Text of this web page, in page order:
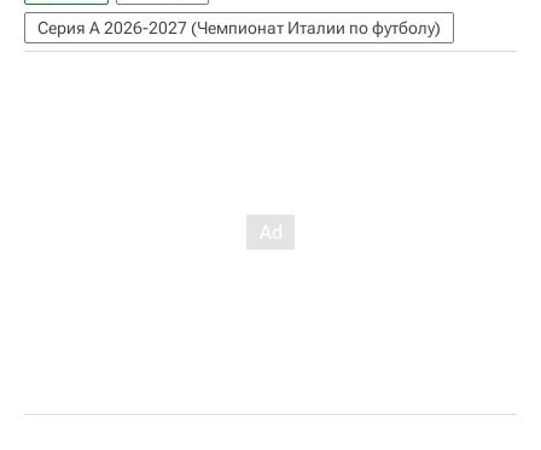
Серия А 2026-2027 (Чемпионат Италии по футболу)